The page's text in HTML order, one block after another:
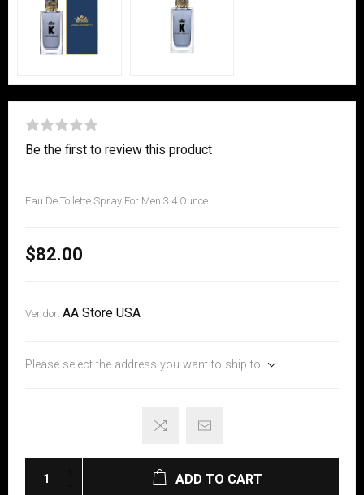
Be the first to review this product
Eau De Toilette Spray For Men 3.4 Ounce
$82.00
Vendor: AA Store USA
Please select the address you want to ship to
ADD TO CART